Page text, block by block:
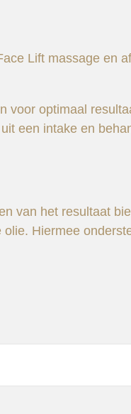
Lift massage en
voor optimaal
een intake en
van het resultaat
Hiermee